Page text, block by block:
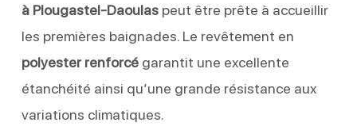
à Plougastel-Daoulaspeut être prête à accueillir
les premières baignades. Le revêtement en
polyester renforcégarantit une excellente
étanchéité ainsi qu’une grande résistance aux
variations climatiques.